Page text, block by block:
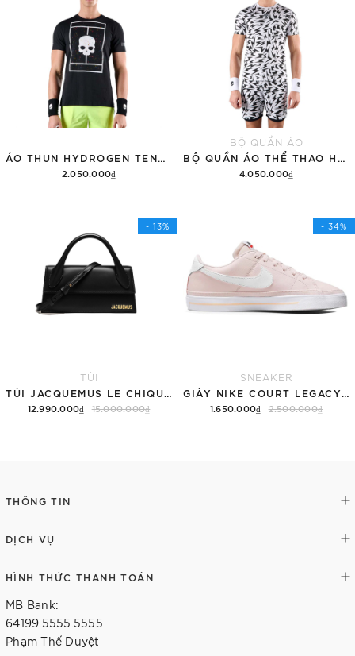
2.050.000₫
BỘ QUẦN ÁO
4.050.000₫
- 13%
TÚI
12.990.000₫ 15.000.000₫
- 34%
SNEAKER
1.650.000₫ 2.500.000₫
THÔNG TIN
DỊCH VỤ
HÌNH THỨC THANH TOÁN
MB Bank:
64199.5555.5555
Phạm Thế Duyệt